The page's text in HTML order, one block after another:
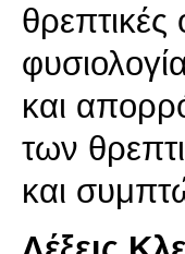
και
των
και